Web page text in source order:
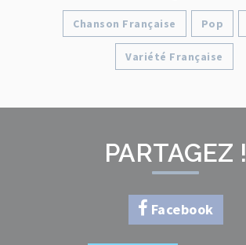
Chanson Française Pop
Variété Française
PARTAGEZ !
Facebook